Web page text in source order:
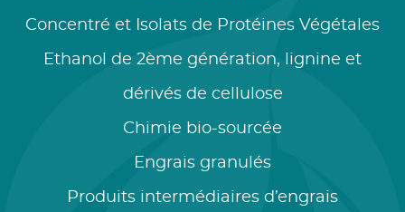
Concentré et Isolats de Protéines Végétales
Ethanol de 2ème génération, lignine et
dérivés de cellulose
Chimie bio-sourcée
Engrais granulés
Produits intermédiaires d’engrais